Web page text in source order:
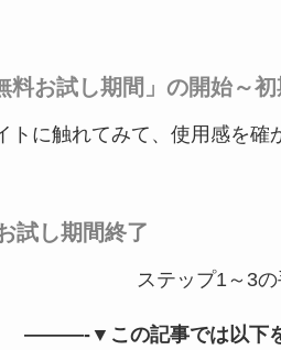
料お試し期間」の開始～
トに触れてみて、使用感を確
試し期間終了
ステップ1～3
———-▼この記事では以下